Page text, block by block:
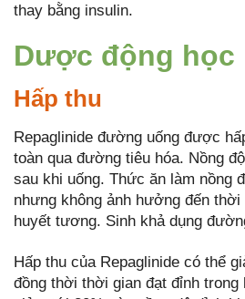
thay bằng insulin.
Dược động học
Hấp thu
Repaglinide đường uống được
toàn qua đường tiêu hóa. Nồng
sau khi uống. Thức ăn làm nồng
nhưng không ảnh hưởng đến
huyết tương. Sinh khả dụng
Hấp thu của Repaglinide có thể
đồng thời thời gian đạt đỉnh